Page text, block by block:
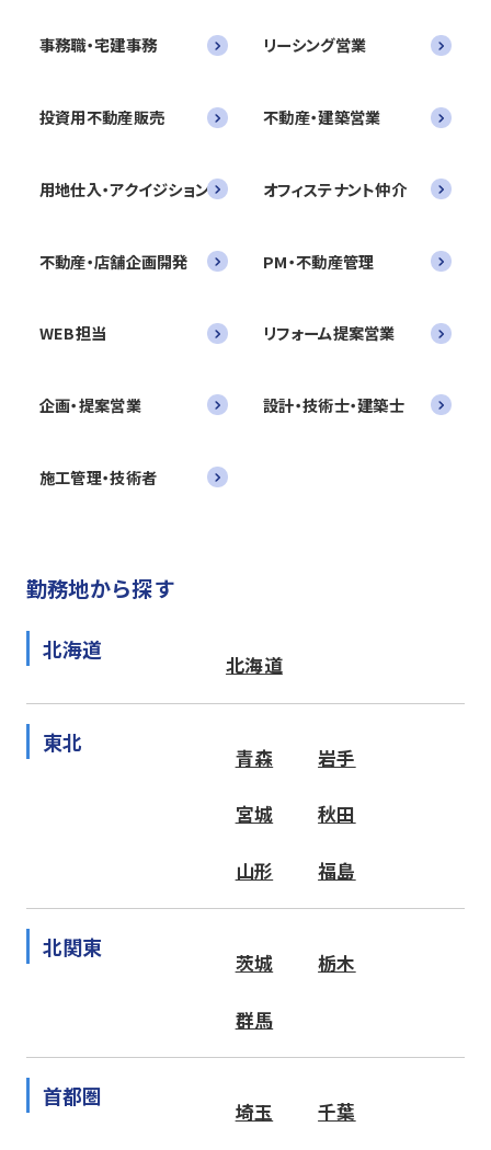
事務職・宅建事務 リーシング営業
投資用不動産販売 不動産・建築営業
用地仕入・アクイジション オフィステナント仲介
不動産・店舗企画開発 PM・不動産管理
WEB担当 リフォーム提案営業
企画・提案営業 設計・技術士・建築士
施工管理・技術者
勤務地から探す
北海道
北海道
東北
青森 岩手
宮城 秋田
山形 福島
北関東
茨城 栃木
群馬
首都圏
埼玉 千葉